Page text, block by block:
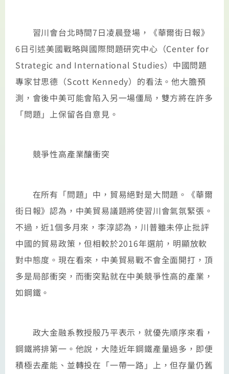
習川會台北時間7日凌晨登場，《華爾街日報》
6日引述美國戰略與國際問題研究中心（Center for
Strategic and International Studies）中國問題
專家甘思德（Scott Kennedy）的看法。他大膽預
測，會後中美可能會陷入另一場僵局，雙方將在許多
「問題」上保留各自意見。
競爭性高產業釀衝突
在所有「問題」中，貿易絕對是大問題。《華爾
街日報》認為，中美貿易議題將使習川會氣氛緊張。
不過，近1個多月來，李淳認為，川普雖未停止批評
中國的貿易政策，但相較於2016年選前，明顯放軟
對中態度。現在看來，中美貿易戰不會全面開打，頂
多是局部衝突，而衝突點就在中美競爭性高的產業，
如鋼鐵。
政大金融系教授殷乃平表示，就優先順序來看，
鋼鐵將排第一。他說，大陸近年鋼鐵產量過多，即便
積極去產能、並轉投在「一帶一路」上，但存量仍舊